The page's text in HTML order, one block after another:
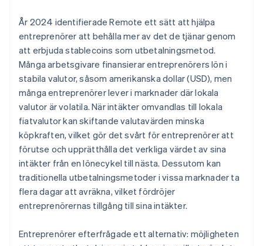
År 2024 identifierade Remote ett sätt att hjälpa
entreprenörer att behålla mer av det de tjänar genom
att erbjuda stablecoins som utbetalningsmetod.
Många arbetsgivare finansierar entreprenörers lön i
stabila valutor, såsom amerikanska dollar (USD), men
många entreprenörer lever i marknader där lokala
valutor är volatila. När intäkter omvandlas till lokala
fiatvalutor kan skiftande valutavärden minska
köpkraften, vilket gör det svårt för entreprenörer att
förutse och upprätthålla det verkliga värdet av sina
intäkter från en lönecykel till nästa. Dessutom kan
traditionella utbetalningsmetoder i vissa marknader ta
flera dagar att avräkna, vilket fördröjer
entreprenörernas tillgång till sina intäkter.
Entreprenörer efterfrågade ett alternativ: möjligheten